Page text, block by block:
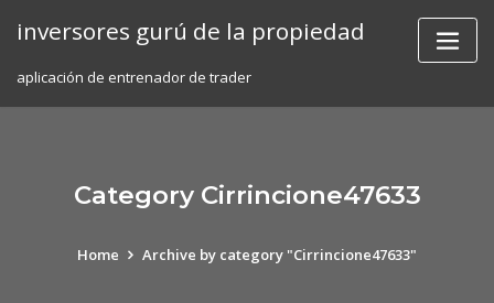
inversores gurú de la propiedad
aplicación de entrenador de trader
Category Cirrincione47633
Home Archive by category "Cirrincione47633"